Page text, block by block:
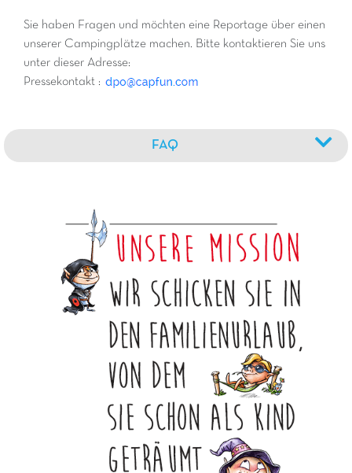
Sie haben Fragen und möchten eine Reportage über einen
unserer Campingplätze machen. Bitte kontaktieren Sie uns
unter dieser Adresse:
Pressekontakt :
FAQ